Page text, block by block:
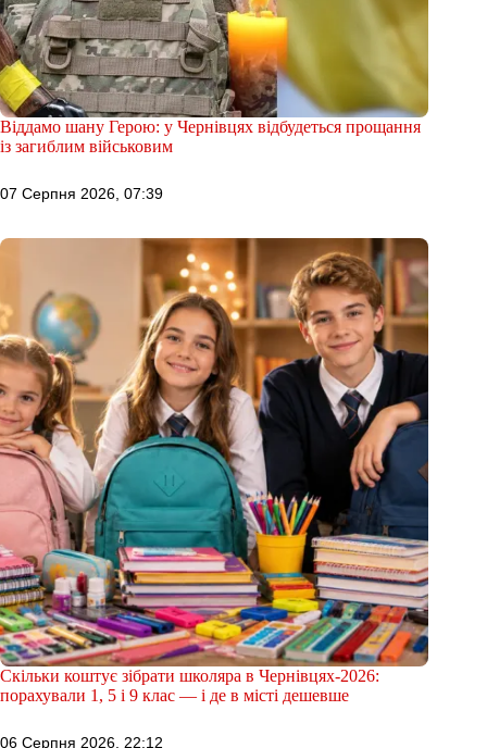
Віддамо шану Герою: у Чернівцях відбудеться прощання
із загиблим військовим
07 Серпня 2026, 07:39
Скільки коштує зібрати школяра в Чернівцях-2026:
порахували 1, 5 і 9 клас — і де в місті дешевше
06 Серпня 2026, 22:12